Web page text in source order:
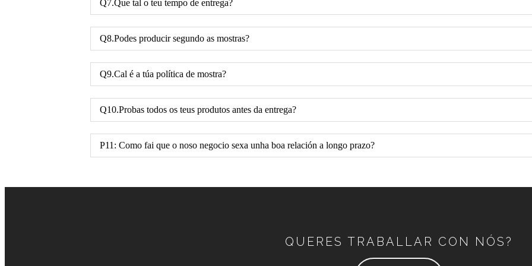
Q7.Que tal o teu tempo de entrega?
Q8.Podes producir segundo as mostras?
Q9.Cal é a túa política de mostra?
Q10.Probas todos os teus produtos antes da entrega?
P11: Como fai que o noso negocio sexa unha boa relación a longo prazo?
QUERES TRABALLAR CON NÓS?